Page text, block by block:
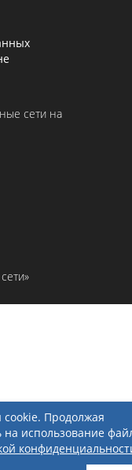
Продолжая
на использование